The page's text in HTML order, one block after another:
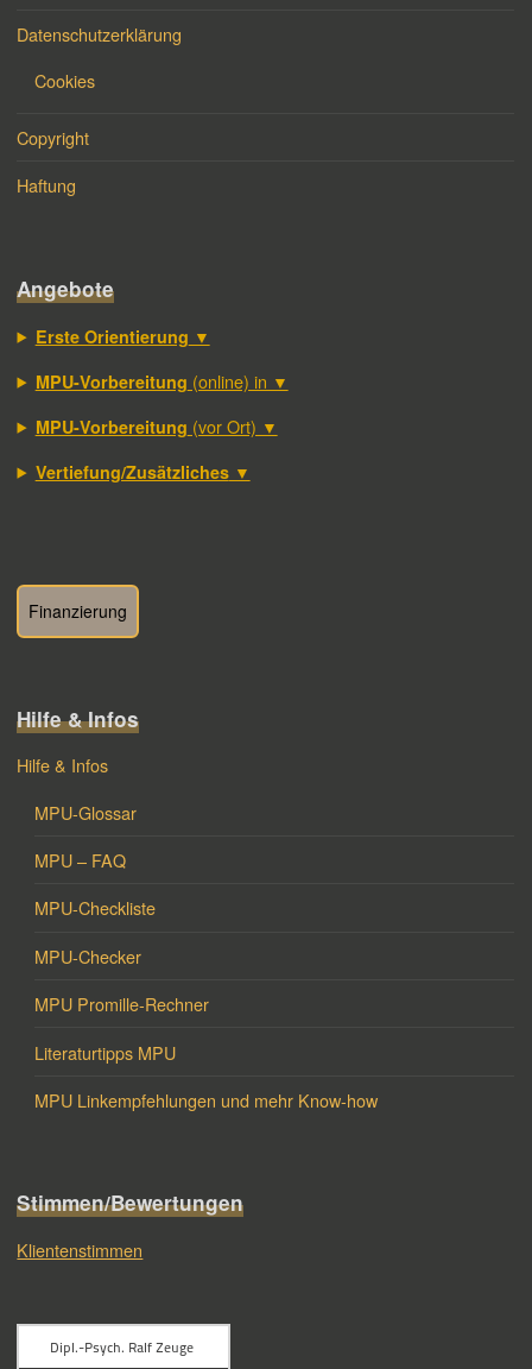
Datenschutzerklärung
Cookies
Copyright
Haftung
Angebote
Erste Orientierung ▼
MPU-Vorbereitung (online) in ▼
MPU-Vorbereitung (vor Ort) ▼
Vertiefung/Zusätzliches▼
Finanzierung
Hilfe & Infos
Hilfe & Infos
MPU-Glossar
MPU – FAQ
MPU-Checkliste
MPU-Checker
MPU Promille-Rechner
Literaturtipps MPU
MPU Linkempfehlungen und mehr Know-how
Stimmen/Bewertungen
Klientenstimmen